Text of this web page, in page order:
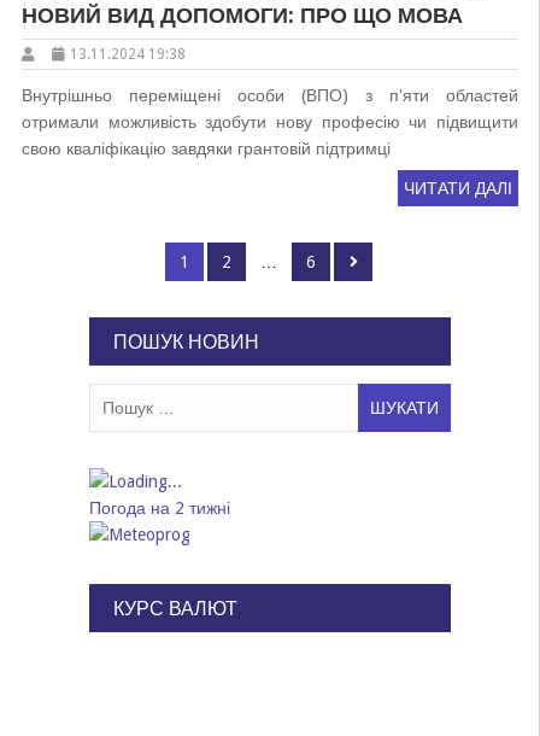
НОВИЙ ВИД ДОПОМОГИ: ПРО ЩО МОВА
13.11.2024 19:38
Внутрішньо переміщені особи (ВПО) з п'яти областей
отримали можливість здобути нову професію чи підвищити
свою кваліфікацію завдяки грантовій підтримці
ЧИТАТИ ДАЛІ
Пагінація
записів
Page
1 Page
2 Page
6
ПОШУК НОВИН
Погода на 2 тижні
КУРС ВАЛЮТ